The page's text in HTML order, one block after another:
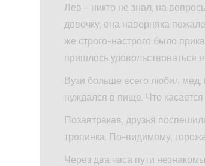
Лев – никто не знал, на
девочку, она наверняка
же строго-настрого было
пришлось удовольствоваться
Вузи больше всего любил мед,
нуждался в пище. Что
Позавтракав, друзья
тропинка. По-видимому,
Через два часа пути